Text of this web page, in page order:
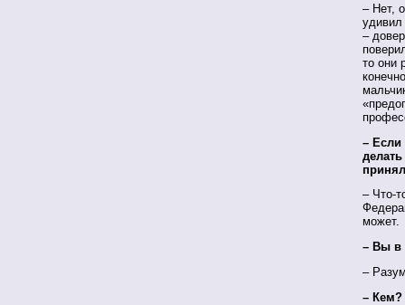
– Нет,
–
то они
– Если
– Что-
может.
– Вы в
–
– Кем?